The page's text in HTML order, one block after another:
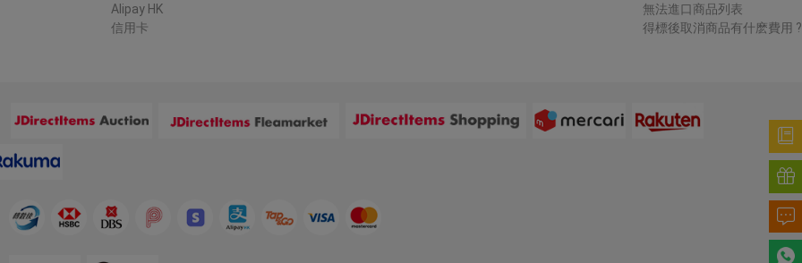
Alipay HK
信用卡
無法進口商品列表
得標後取消商品有什麽費用 ?